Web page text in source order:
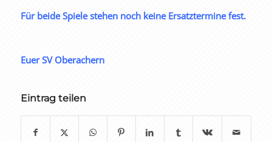
Für beide Spiele stehen noch keine Ersatztermine fest.
Euer SV Oberachern
Eintrag teilen